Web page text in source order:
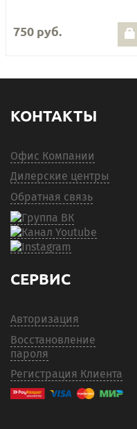
750 руб.
КОНТАКТЫ
Офис Компании
Дилерские центры
Обратная связь
СЕРВИС
Авторизация
Восстановление
пароля
Регистрация Клиента